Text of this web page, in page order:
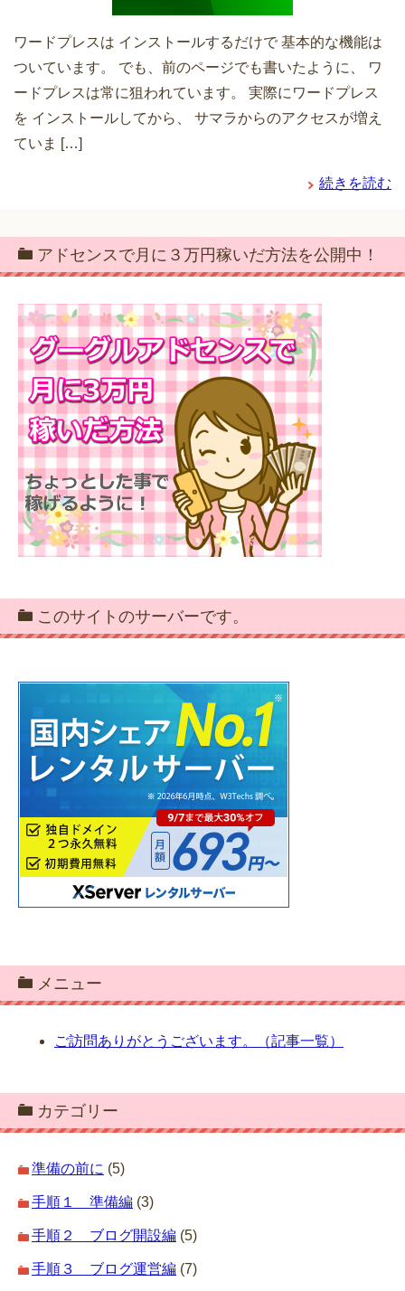
ワードプレスは インストールするだけで 基本的な機能は
ついています。 でも、前のページでも書いたように、 ワ
ードプレスは常に狙われています。 実際にワードプレス
を インストールしてから、 サマラからのアクセスが増え
ていま […]
続きを読む
アドセンスで月に３万円稼いだ方法を公開中！
このサイトのサーバーです。
メニュー
ご訪問ありがとうございます。（記事一覧）
カテゴリー
準備の前に (5)
手順１ 準備編 (3)
手順２ ブログ開設編 (5)
手順３ ブログ運営編 (7)